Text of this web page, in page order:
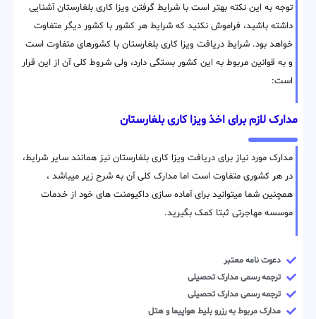
توجه به این نکته بهتر است با شرایط گرفتن ویزا کاری بلغارستان آشنایی
داشته باشید، فراموش نکنید که شرایط هر کشور با کشور دیگر متفاوت
خواهد بود. شرایط دریافت ویزا کاری بلغارستان با کشورهای متفاوت است
و به قوانین مربوط به این کشور بستگی دارد، ولی شروط کلی آن از این قرار
است:
مدارک لازم برای اخذ ویزا کاری بلغارستان
مدارک مورد نیاز برای دریافت ویزا کاری بلغارستان نیز همانند سایر شرایط،
در هر کشوری متفاوت است اما مدارک کلی آن به شرح زیر میباشد ،
همچنین شما میتوانید برای آماده سازی داکیومنت های خود از خدمات
موسسه مهاجرتی ثبتا کمک بگیرید.
دعوت نامه معتبر
ترجمه رسمی مدارک تحصیلی
ترجمه رسمی مدارک تحصیلی
مدارک مربوط به رزرو بلیط هواپیما و هتل